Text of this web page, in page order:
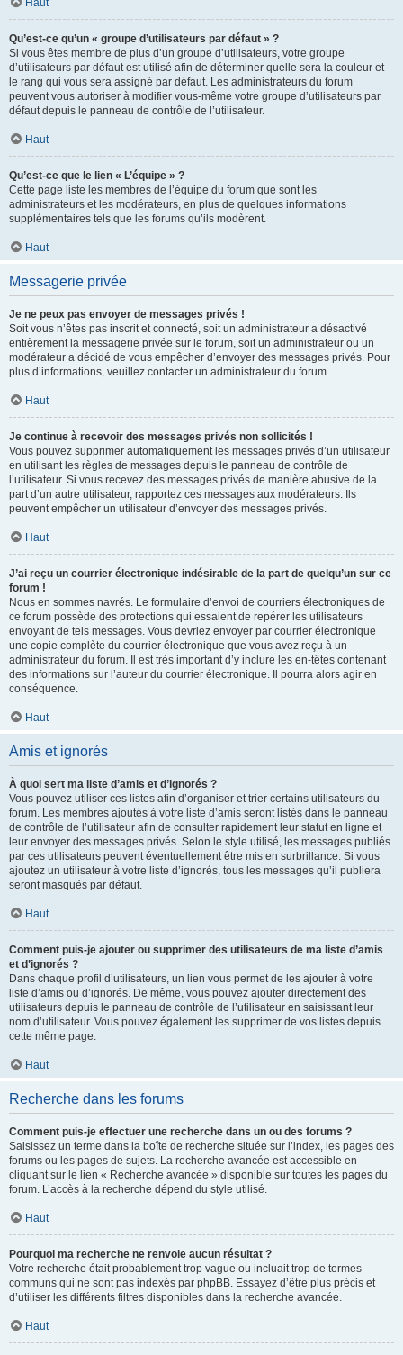
Haut
Qu’est-ce qu’un « groupe d’utilisateurs par défaut » ?
Si vous êtes membre de plus d’un groupe d’utilisateurs, votre groupe
d’utilisateurs par défaut est utilisé afin de déterminer quelle sera la couleur et
le rang qui vous sera assigné par défaut. Les administrateurs du forum
peuvent vous autoriser à modifier vous-même votre groupe d’utilisateurs par
défaut depuis le panneau de contrôle de l’utilisateur.
Haut
Qu’est-ce que le lien « L’équipe » ?
Cette page liste les membres de l’équipe du forum que sont les
administrateurs et les modérateurs, en plus de quelques informations
supplémentaires tels que les forums qu’ils modèrent.
Haut
Messagerie privée
Je ne peux pas envoyer de messages privés !
Soit vous n’êtes pas inscrit et connecté, soit un administrateur a désactivé
entièrement la messagerie privée sur le forum, soit un administrateur ou un
modérateur a décidé de vous empêcher d’envoyer des messages privés. Pour
plus d’informations, veuillez contacter un administrateur du forum.
Haut
Je continue à recevoir des messages privés non sollicités !
Vous pouvez supprimer automatiquement les messages privés d’un utilisateur
en utilisant les règles de messages depuis le panneau de contrôle de
l’utilisateur. Si vous recevez des messages privés de manière abusive de la
part d’un autre utilisateur, rapportez ces messages aux modérateurs. Ils
peuvent empêcher un utilisateur d’envoyer des messages privés.
Haut
J’ai reçu un courrier électronique indésirable de la part de quelqu’un sur ce
forum !
Nous en sommes navrés. Le formulaire d’envoi de courriers électroniques de
ce forum possède des protections qui essaient de repérer les utilisateurs
envoyant de tels messages. Vous devriez envoyer par courrier électronique
une copie complète du courrier électronique que vous avez reçu à un
administrateur du forum. Il est très important d’y inclure les en-têtes contenant
des informations sur l’auteur du courrier électronique. Il pourra alors agir en
conséquence.
Haut
Amis et ignorés
À quoi sert ma liste d’amis et d’ignorés ?
Vous pouvez utiliser ces listes afin d’organiser et trier certains utilisateurs du
forum. Les membres ajoutés à votre liste d’amis seront listés dans le panneau
de contrôle de l’utilisateur afin de consulter rapidement leur statut en ligne et
leur envoyer des messages privés. Selon le style utilisé, les messages publiés
par ces utilisateurs peuvent éventuellement être mis en surbrillance. Si vous
ajoutez un utilisateur à votre liste d’ignorés, tous les messages qu’il publiera
seront masqués par défaut.
Haut
Comment puis-je ajouter ou supprimer des utilisateurs de ma liste d’amis
et d’ignorés ?
Dans chaque profil d’utilisateurs, un lien vous permet de les ajouter à votre
liste d’amis ou d’ignorés. De même, vous pouvez ajouter directement des
utilisateurs depuis le panneau de contrôle de l’utilisateur en saisissant leur
nom d’utilisateur. Vous pouvez également les supprimer de vos listes depuis
cette même page.
Haut
Recherche dans les forums
Comment puis-je effectuer une recherche dans un ou des forums ?
Saisissez un terme dans la boîte de recherche située sur l’index, les pages des
forums ou les pages de sujets. La recherche avancée est accessible en
cliquant sur le lien « Recherche avancée » disponible sur toutes les pages du
forum. L’accès à la recherche dépend du style utilisé.
Haut
Pourquoi ma recherche ne renvoie aucun résultat ?
Votre recherche était probablement trop vague ou incluait trop de termes
communs qui ne sont pas indexés par phpBB. Essayez d’être plus précis et
d’utiliser les différents filtres disponibles dans la recherche avancée.
Haut